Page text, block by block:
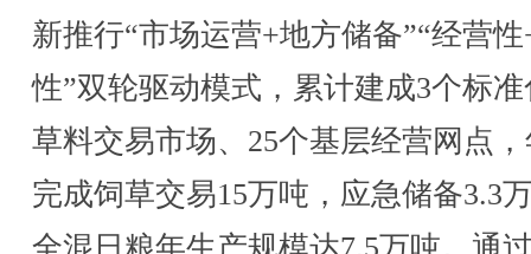
新推行“市场运营+地方储备”“经营
性”双轮驱动模式，累计建成3个标
草料交易市场、25个基层经营网点
完成饲草交易15万吨，应急储备3.3